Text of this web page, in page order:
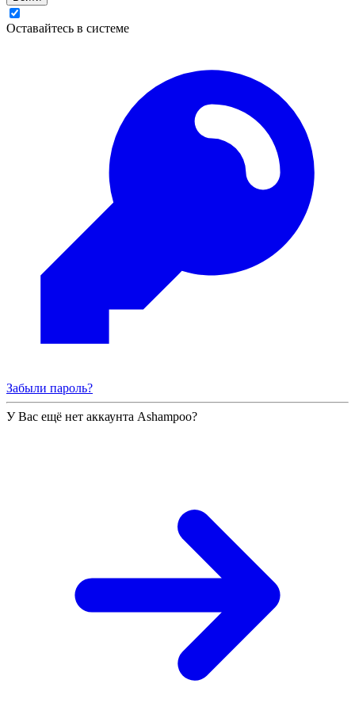
Оставайтесь в системе
Забыли пароль?
У Вас ещё нет аккаунта Ashampoo?